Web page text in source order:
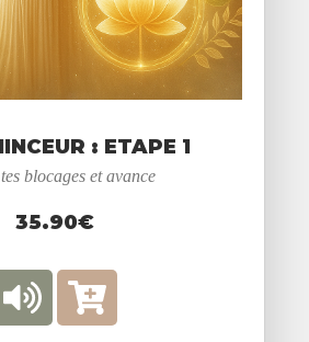
: ETAPE 1
blocages et avance
35.90€